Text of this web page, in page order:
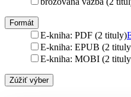
Formát
E-kniha: PDF (2 tituly)
E-kniha: EPUB (2
E-kniha: MOBI (2
Zúžiť výber